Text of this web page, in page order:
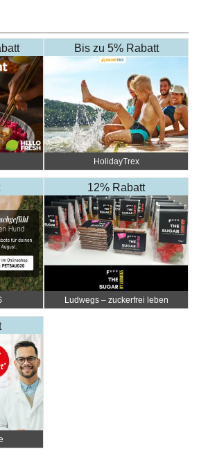
Bis zu 5% Rabatt
HolidayTrex
12% Rabatt
Ludwegs – zuckerfrei leben